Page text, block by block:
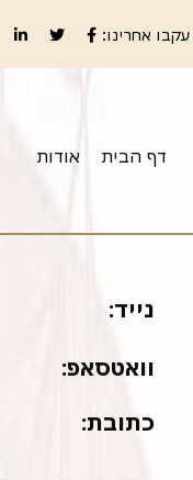
עקבו אחרינו:
דף הבית אודות
נייד:
וואטסאפ:
כתובת: